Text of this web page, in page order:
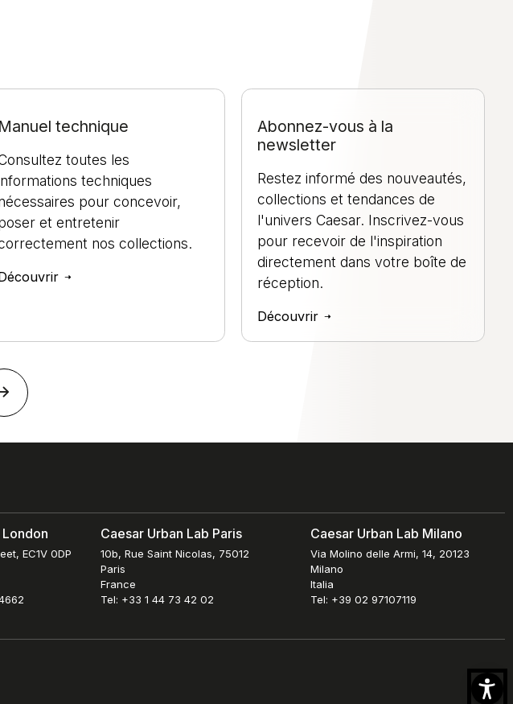
Manuel technique
toutes les
techniques
pour concevoir,
et entretenir
nos collections.
Abonnez-vous à la
newsletter
Restez informé des nouveautés,
collections et tendances de
l'univers Caesar. Inscrivez-vous
pour recevoir de l'inspiration
directement dans votre boîte de
réception.
Découvrir
EC1V 0DP
Caesar Urban Lab Paris
10b, Rue Saint Nicolas, 75012
Paris
France
Tel: +33 1 44 73 42 02
Caesar Urban Lab Milano
Via Molino delle Armi, 14, 20123
Milano
Italia
Tel: +39 02 97107119